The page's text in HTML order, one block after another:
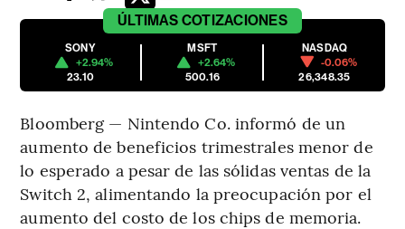
ÚLTIMAS COTIZACIONES
SONY
+2.94%
23.10
MSFT
+2.64%
500.16
NASDAQ
-0.06%
26,348.35
Bloomberg — Nintendo Co. informó de un
aumento de beneficios trimestrales menor de
lo esperado a pesar de las sólidas ventas de la
Switch 2, alimentando la preocupación por el
aumento del costo de los chips de memoria.